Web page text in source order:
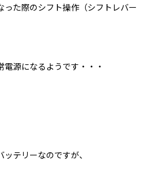
った際のシフト操作（シフトレバー
源になるようです・・・
テリーなのですが、